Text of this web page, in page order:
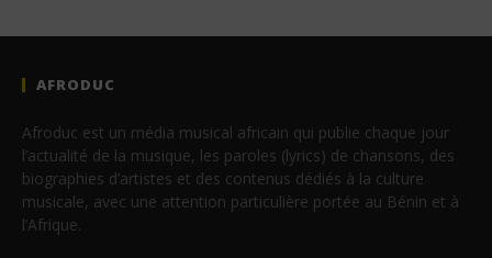
AFRODUC
Afroduc est un média musical africain qui publie chaque jour
l’actualité de la musique, les paroles (lyrics) de chansons, des
biographies d’artistes et des contenus dédiés à la culture
musicale, avec une attention particulière portée au Bénin et à
l’Afrique.